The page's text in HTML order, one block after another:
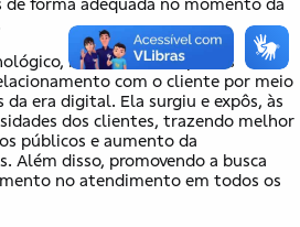
forma adequada no momento da
milhares de empresas
com o cliente por meio
da era digital. Ela surgiu e expôs, às
dos clientes, trazendo melhor
públicos e aumento da
Além disso, promovendo a busca
no atendimento em todos os